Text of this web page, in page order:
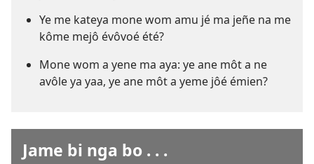
Ye me kateya mone wom amu jé ma jeñe na me
kôme mejô évôvoé été?
Mone wom a yene ma aya: ye ane môt a ne
avôle ya yaa, ye ane môt a yeme jôé émien?
Jame bi nga bo . . .